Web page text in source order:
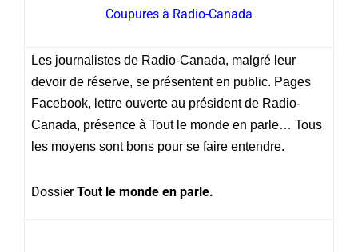
Coupures à Radio-Canada
Les journalistes de Radio-Canada, malgré leur
devoir de réserve, se présentent en public. Pages
Facebook, lettre ouverte au président de Radio-
Canada, présence à Tout le monde en parle… Tous
les moyens sont bons pour se faire entendre.
DossierTout le monde en parle.